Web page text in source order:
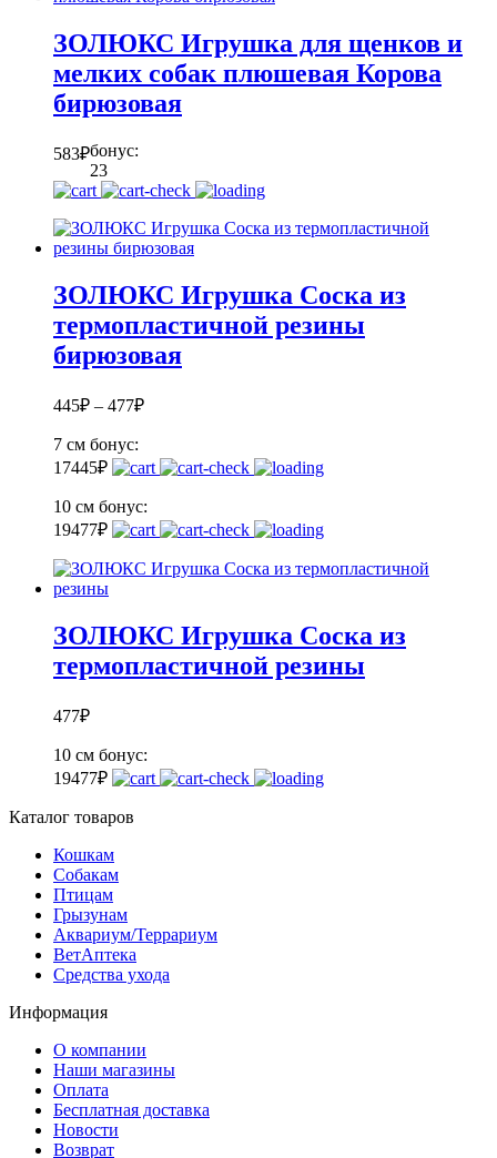
ЗОЛЮКС Игрушка для щенков и
мелких собак плюшевая Корова
бирюзовая
583₽бонус:
23
ЗОЛЮКС Игрушка Соска из
термопластичной резины
бирюзовая
445₽ – 477₽
7 см бонус:
17445₽
10 см бонус:
19477₽
ЗОЛЮКС Игрушка Соска из
термопластичной резины
477₽
10 см бонус:
19477₽
Каталог товаров
Кошкам
Собакам
Птицам
Грызунам
Аквариум/Террариум
ВетАптека
Средства ухода
Информация
О компании
Наши магазины
Оплата
Бесплатная доставка
Новости
Возврат